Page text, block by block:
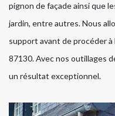
pignon de façade ainsi que
jardin, entre autres. Nous
support avant de procéder
87130. Avec nos outillages
un résultat exceptionnel.